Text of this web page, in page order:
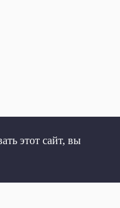
этот сайт, вы